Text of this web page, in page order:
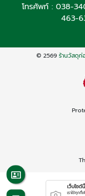
โทรศัพท์ : 038-
463-
© 2569ร้านวัสดุก่
เว็บไซต์
เราใช้คุกกี้